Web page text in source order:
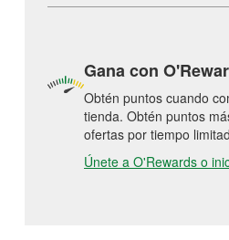
Gana con
Obtén puntos cuando
tienda. Obtén puntos
ofertas por tiempo
Únete a O'Rewards o